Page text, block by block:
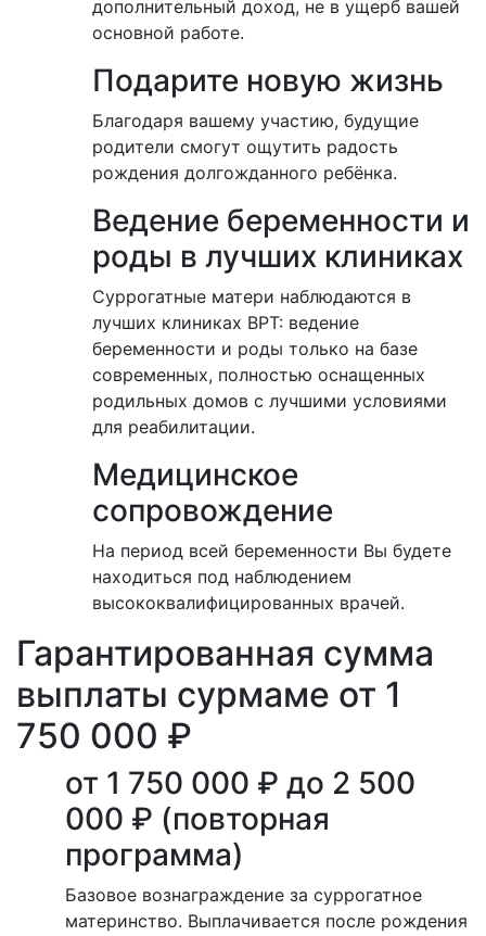
дополнительный доход, не в ущерб вашей
основной работе.
Подарите новую жизнь
Благодаря вашему участию, будущие
родители смогут ощутить радость
рождения долгожданного ребёнка.
Ведение беременности и
роды в лучших клиниках
Суррогатные матери наблюдаются в
лучших клиниках ВРТ: ведение
беременности и роды только на базе
современных, полностью оснащенных
родильных домов с лучшими условиями
для реабилитации.
Медицинское
сопровождение
На период всей беременности Вы будете
находиться под наблюдением
высококвалифицированных врачей.
Гарантированная сумма
выплаты сурмаме от 1
750 000 ₽
от 1 750 000 ₽ до 2 500
000 ₽ (повторная
программа)
Базовое вознаграждение за суррогатное
материнство. Выплачивается после рождения